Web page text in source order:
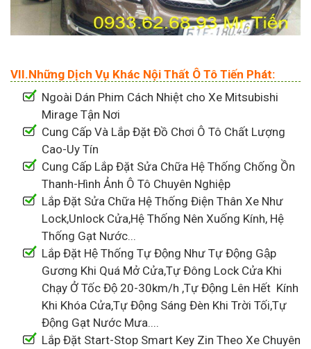
VII.Những Dịch Vụ Khác Nội Thất Ô Tô Tiến Phát:
Ngoài Dán Phim Cách Nhiệt cho Xe Mitsubishi
Mirage Tận Nơi
Cung Cấp Và Lắp Đặt Đồ Chơi Ô Tô Chất Lượng
Cao-Uy Tín
Cung Cấp Lắp Đặt Sửa Chữa Hệ Thống Chống Ồn
Thanh-Hình Ảnh Ô Tô Chuyên Nghiệp
Lắp Đặt Sửa Chữa Hệ Thống Điện Thân Xe Như
Lock,Unlock Cửa,Hệ Thống Nên Xuống Kính, Hệ
Thống Gạt Nước...
Lắp Đặt Hệ Thống Tự Động Như Tự Động Gập
Gương Khi Quá Mở Cửa,Tự Đông Lock Cửa Khi
Chạy Ở Tốc Độ 20-30km/h ,Tự Động Lên Hết Kính
Khi Khóa Cửa,Tự Động Sáng Đèn Khi Trời Tối,Tự
Động Gạt Nước Mưa....
Lắp Đặt Start-Stop Smart Key Zin Theo Xe Chuyên